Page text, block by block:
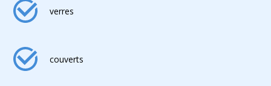
verres
couverts